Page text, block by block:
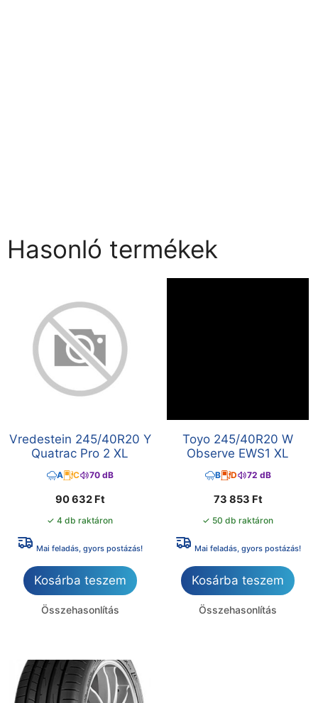
Hasonló termékek
Vredestein 245/40R20 Y
Quatrac Pro 2 XL
A C 70 dB
90 632 Ft
✓ 4 db raktáron
Mai feladás, gyors postázás!
Kosárba teszem
Összehasonlítás
Toyo 245/40R20 W
Observe EWS1 XL
B D 72 dB
73 853 Ft
✓ 50 db raktáron
Mai feladás, gyors postázás!
Kosárba teszem
Összehasonlítás